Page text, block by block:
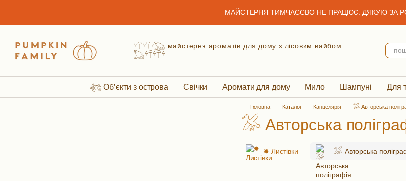
МАЙСТЕРНЯ ТИМЧАСОВО НЕ ПРАЦЮЄ. ДЯКУЮ ЗА
𓍊𓋼𓍊𓋼𓍊𓆏 майстерня ароматів для дому з лісовим вайбом
𓆏𓍊𓋼𓍊𓋼𓍊
𓆉 Обʼєкти з острова Свічки Аромати для дому Мило Шампуні Для
Головна Каталог Канцелярія 𓅮 Авторська
𓅮 Авторська
✸ Листівки 𓅮 Авторська